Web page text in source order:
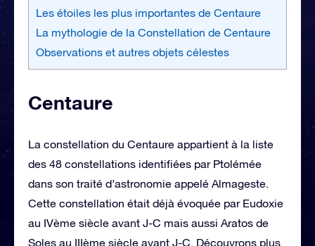
Les étoiles les plus importantes de Centaure
La mythologie de la Constellation de Centaure
Observations et autres objets célestes
Centaure
La constellation du Centaure appartient à la liste
des 48 constellations identifiées par Ptolémée
dans son traité d’astronomie appelé Almageste.
Cette constellation était déjà évoquée par Eudoxie
au IVème siècle avant J-C mais aussi Aratos de
Soles au IIIème siècle avant J-C. Découvrons plus